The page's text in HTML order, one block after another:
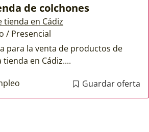
de colchones
tienda en Cádiz
/ Presencial
para la venta de productos de
en Cádiz....
Guardar oferta